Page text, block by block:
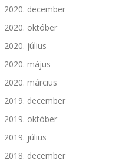
2020. december
2020. október
2020. július
2020. május
2020. március
2019. december
2019. október
2019. július
2018. december